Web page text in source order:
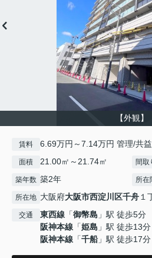
【外観】
賃料 6.69万円～7.14万円 管理/共
面積 21.00㎡～21.74㎡ 間取
築年数 築2年 所在
所在地 大阪府大阪市西淀川区千舟 １
交通 東西線 「御幣島 」駅 徒歩5分
阪神本線 「姫島 」駅 徒歩13分
阪神本線 「千船」駅 徒歩17分